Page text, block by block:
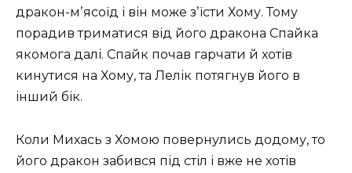
дракон-мʼясоїд і він може зʼїсти Хому. Тому
порадив триматися від його дракона Спайка
якомога далі. Спайк почав гарчати й хотів
кинутися на Хому, та Лелік потягнув його в
інший бік.
Коли Михась з Хомою повернулись додому, то
його дракон забився під стіл і вже не хотів